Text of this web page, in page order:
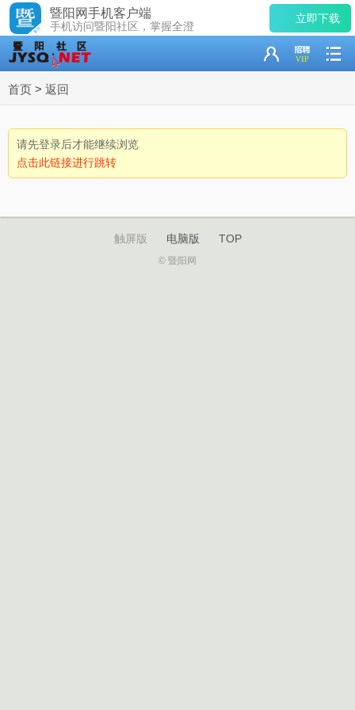
暨阳网手机客户端
手机访问暨阳社区，掌握全澄
立即下载
首页 > 返回
请先登录后才能继续浏览
点击此链接进行跳转
触屏版 电脑版 TOP
© 暨阳网